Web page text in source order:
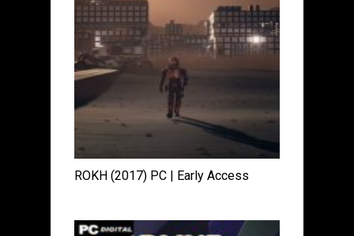
ROKH (2017) PC | Early Access